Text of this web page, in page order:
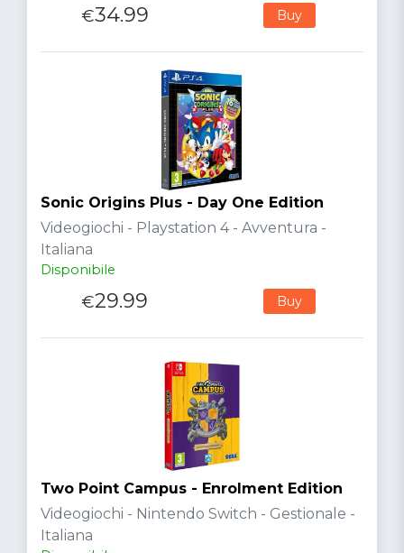
€34.99 Buy
Sonic Origins Plus - Day One Edition
Videogiochi - Playstation 4 - Avventura -
Italiana
Disponibile
€29.99 Buy
Two Point Campus - Enrolment Edition
Videogiochi - Nintendo Switch - Gestionale -
Italiana